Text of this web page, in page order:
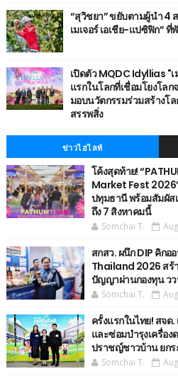
“สุวิชยา” ขยับตามผู้นำ 4
เมเจอร์ เอเชีย-แปซิฟิก” ที่
เปิดตัว MQDC Idyllias
แรกในโลกที่เชื่อมโยงโล
มอบนวัตกรรมร่วมสร้างโ
สรรพสิ่ง
ข่าวไฮไลท์
โค้งสุดท้าย!
Market Fest
ปทุมธานี พร้อมสัมผัส
ถึง 7 สิงหาคมนี้
Somchai T.
สกสว. ผนึก DIP คิกอ
Thailand 2026 สร้
ปัญญาผ่านกองทุน ว
Somchai T.
ครั้งแรกในไทย! สจด
และซ่อมบำรุงเครื่อ
ปราชญ์ชาวบ้าน ยก
Somchai T.